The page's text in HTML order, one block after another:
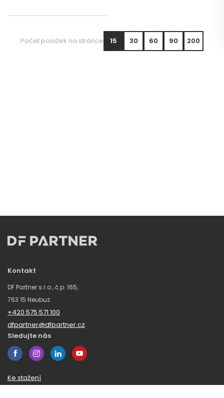
Počet položek na stránce 15 30 60 90 200
Kontakt
DF Partner s.r.o., č.p. 165,
763 15 Neubuz
+420 575 571 100
dfpartner@dfpartner.cz
Sledujte nás
Ke stažení